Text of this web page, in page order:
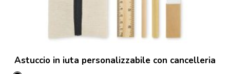
Astuccio in iuta personalizzabile con cancelleria